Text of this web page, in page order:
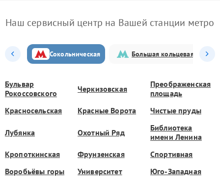
Наш сервисный центр на Вашей станции метро
Сокольническая Большая кольцевая
Бульвар
Рокоссовского
Черкизовская
Преображенская
площадь
Красносельская
Красные Ворота Чистые пруды
Лубянка Охотный Ряд
Библиотека
имени Ленина
Кропоткинская
Фрунзенская
Спортивная
Воробьёвы горы
Университет
Юго-Западная